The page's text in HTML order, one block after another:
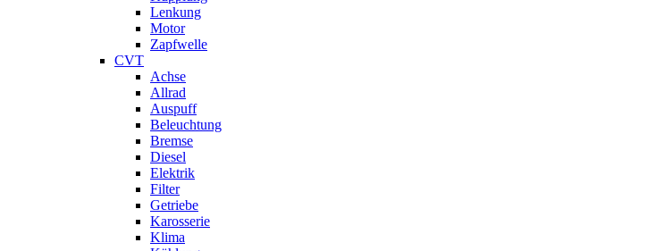
Lenkung
Motor
Zapfwelle
CVT
Achse
Allrad
Auspuff
Beleuchtung
Bremse
Diesel
Elektrik
Filter
Getriebe
Karosserie
Klima